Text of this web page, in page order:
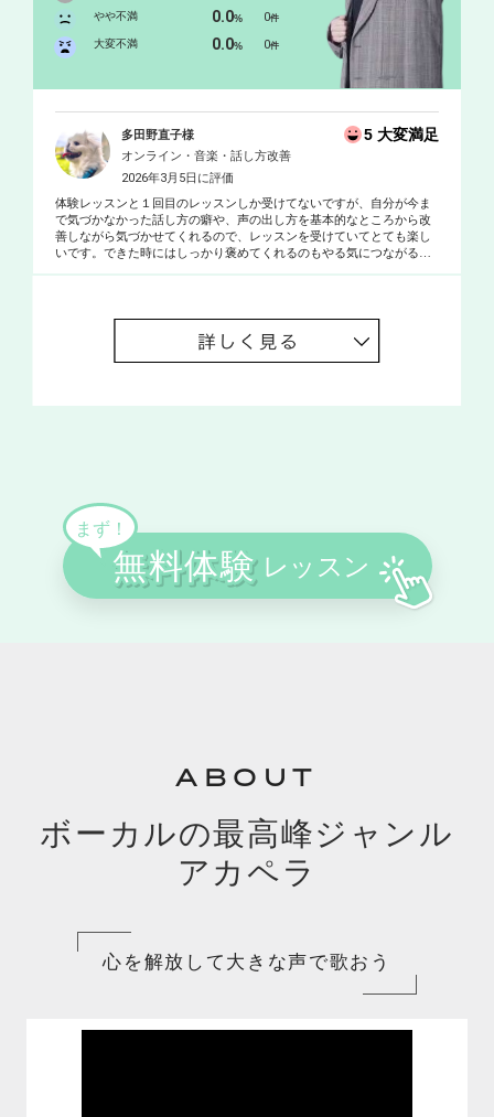
やや不満 0.0% 0件
大変不満 0.0% 0件
多田野直子様 5 大変満足
オンライン・音楽・話し方改善
2026年3月5日に評価
体験レッスンと１回目のレッスンしか受けてないですが、自分が今ま
で気づかなかった話し方の癖や、声の出し方を基本的なところから改
善しながら気づかせてくれるので、レッスンを受けていてとても楽し
いです。できた時にはしっかり褒めてくれるのもやる気につながるの
ABOUT
ボーカルの最高峰ジャンル
アカペラ
心を解放して大きな声で歌おう